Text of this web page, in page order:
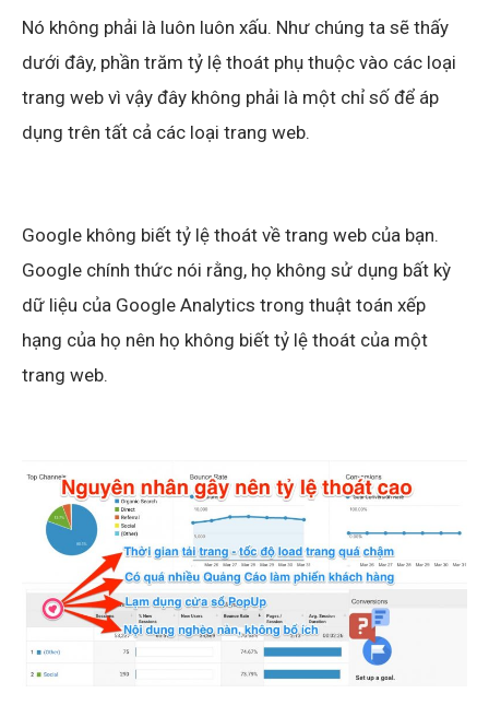
Nó không phải là luôn luôn xấu. Như chúng ta sẽ thấy
dưới đây, phần trăm tỷ lệ thoát phụ thuộc vào các loại
trang web vì vậy đây không phải là một chỉ số để áp
dụng trên tất cả các loại trang web.
Google không biết tỷ lệ thoát về trang web của bạn.
Google chính thức nói rằng, họ không sử dụng bất kỳ
dữ liệu của Google Analytics trong thuật toán xếp
hạng của họ nên họ không biết tỷ lệ thoát của một
trang web.